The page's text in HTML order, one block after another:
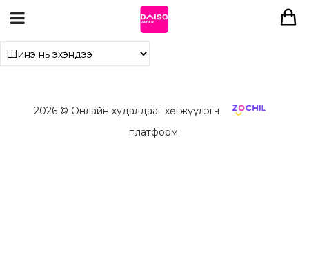
2026© Онлайн худалдааг хөгжүүлэгч
платформ.